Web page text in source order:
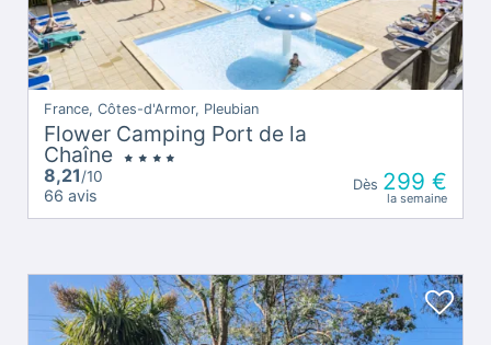
France, Côtes-d'Armor, Pleubian
Flower Camping Port de la
Chaîne
8,21/10
66 avis
Dès 299 €
la semaine